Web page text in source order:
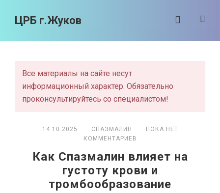
ЦРБ г.Жуков
Все материалы на сайте несут
информационный характер. Обязательно
проконсультируйтесь со специалистом!
14.10.2025 · СПАЗМАЛИН
· ПОКА НЕТ
КОММЕНТАРИЕВ
Как Спазмалин влияет на
густоту крови и
тромбообразование